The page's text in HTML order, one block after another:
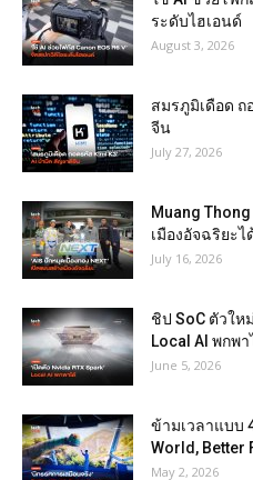
ระดับไฮเอนด์
August 3, 2026
สมรภูมิเดือด
จีน
July 27, 2026
Muang
เมืองอัจฉริยะไ
July 16, 2026
ชิป SoC ตัวให
Local AI พกพา
June 5, 2026
ข้ามเวลาแบบ
World, Better
May 2, 2026